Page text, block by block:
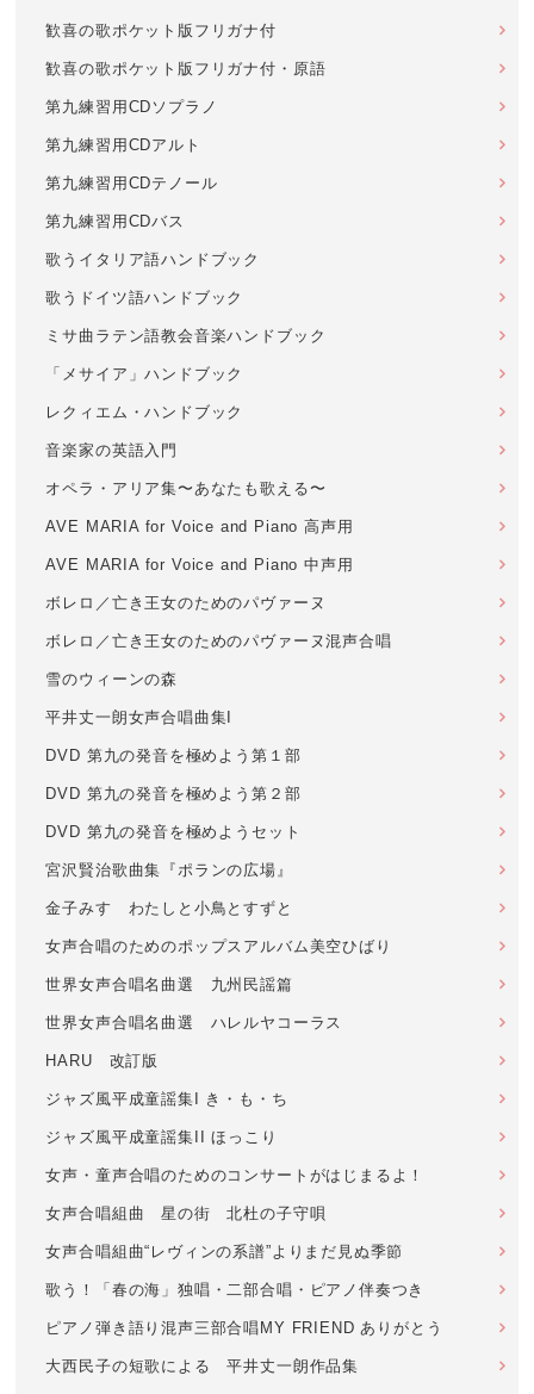
歓喜の歌ポケット版フリガナ付
歓喜の歌ポケット版フリガナ付・原語
第九練習用CDソプラノ
第九練習用CDアルト
第九練習用CDテノール
第九練習用CDバス
歌うイタリア語ハンドブック
歌うドイツ語ハンドブック
ミサ曲ラテン語教会音楽ハンドブック
「メサイア」ハンドブック
レクィエム・ハンドブック
音楽家の英語入門
オペラ・アリア集〜あなたも歌える〜
AVE MARIA for Voice and Piano 高声用
AVE MARIA for Voice and Piano 中声用
ボレロ／亡き王女のためのパヴァーヌ
ボレロ／亡き王女のためのパヴァーヌ混声合唱
雪のウィーンの森
平井丈一朗女声合唱曲集I
DVD 第九の発音を極めよう第１部
DVD 第九の発音を極めよう第２部
DVD 第九の発音を極めようセット
宮沢賢治歌曲集『ポランの広場』
金子みすゞわたしと小鳥とすずと
女声合唱のためのポップスアルバム美空ひばり
世界女声合唱名曲選 九州民謡篇
世界女声合唱名曲選 ハレルヤコーラス
HARU 改訂版
ジャズ風平成童謡集I き・も・ち
ジャズ風平成童謡集II ほっこり
女声・童声合唱のためのコンサートがはじまるよ！
女声合唱組曲 星の街 北杜の子守唄
女声合唱組曲“レヴィンの系譜”よりまだ見ぬ季節
歌う！「春の海」独唱・二部合唱・ピアノ伴奏つき
ピアノ弾き語り混声三部合唱MY FRIEND ありがとう
大西民子の短歌による 平井丈一朗作品集